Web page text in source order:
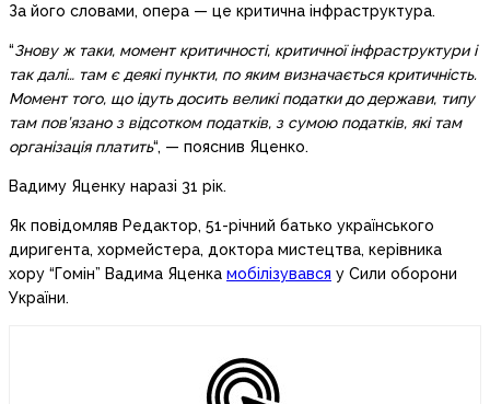
За його словами, опера — це критична інфраструктура.
“Знову ж таки, момент критичності, критичної інфраструктури і
так далі… там є деякі пункти, по яким визначається критичність.
Момент того, що ідуть досить великі податки до держави, типу
там пов’язано з відсотком податків, з сумою податків, які там
організація платить“, — пояснив Яценко.
Вадиму Яценку наразі 31 рік.
Як повідомляв Редактор, 51-річний батько українського
диригента, хормейстера, доктора мистецтва, керівника
хору “Гомін” Вадима Яценка мобілізувався у Сили оборони
України.